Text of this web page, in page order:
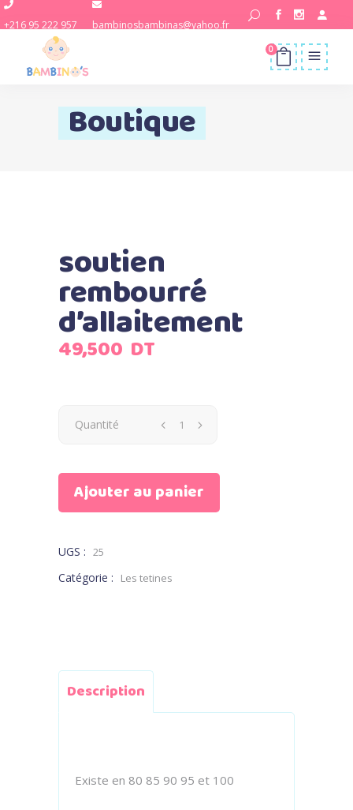
+216 95 222 957 bambinosbambinas@yahoo.fr
0
Boutique
soutien
rembourré
d’allaitement
49,500 DT
Quantité
Ajouter au panier
UGS : 25
Catégorie : Les tetines
Description
Existe en 80 85 90 95 et 100